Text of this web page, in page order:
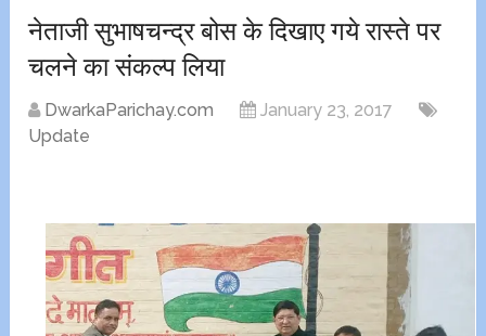
नेताजी सुभाषचन्द्र बोस के दिखाए गये रास्ते पर
चलने का संकल्प लिया
DwarkaParichay.com
January 23, 2017
Update